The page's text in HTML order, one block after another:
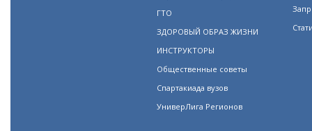
ГТО
ЗДОРОВЫЙ ОБРАЗ ЖИЗНИ
ИНСТРУКТОРЫ
Общественные советы
Спартакиада вузов
УниверЛига Регионов